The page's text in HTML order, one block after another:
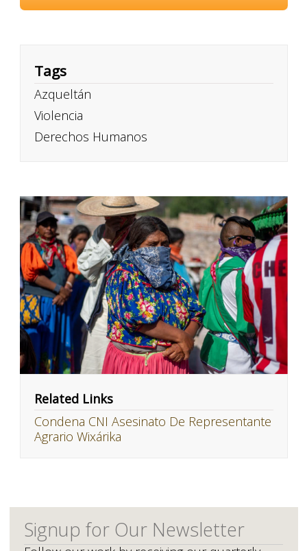
Tags
Azqueltán
Violencia
Derechos Humanos
Related Links
Condena CNI Asesinato De Representante
Agrario Wixárika
Signup for Our Newsletter